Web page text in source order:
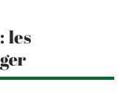
les